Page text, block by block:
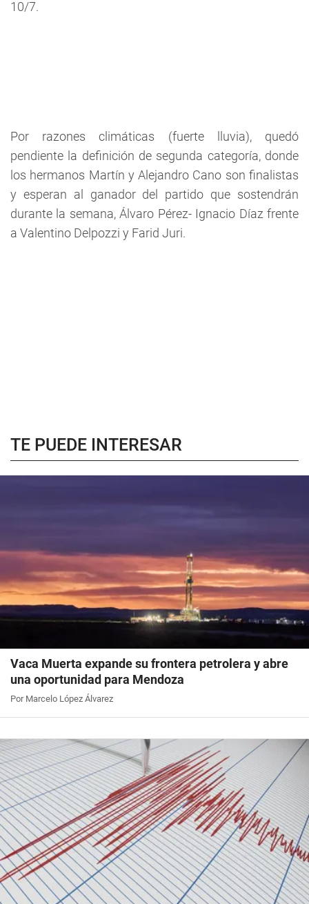
10/7.
Por razones climáticas (fuerte lluvia), quedó
pendiente la definición de segunda categoría, donde
los hermanos Martín y Alejandro Cano son finalistas
y esperan al ganador del partido que sostendrán
durante la semana, Álvaro Pérez- Ignacio Díaz frente
a Valentino Delpozzi y Farid Juri.
TE PUEDE INTERESAR
Vaca Muerta expande su frontera petrolera y abre
una oportunidad para Mendoza
Por Marcelo López Álvarez